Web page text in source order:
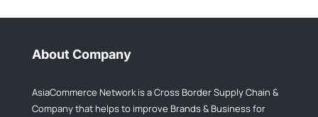
About Company
AsiaCommerce Network is a Cross Border Supply Chain &
Company that helps to improve Brands & Business for